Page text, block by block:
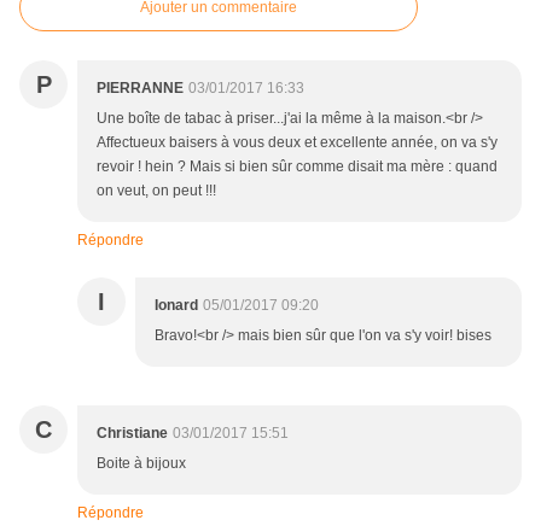
Ajouter un commentaire
P PIERRANNE 03/01/2017 16:33
Une boîte de tabac à priser...j'ai la même à la maison.<br />
Affectueux baisers à vous deux et excellente année, on va s'y
revoir ! hein ? Mais si bien sûr comme disait ma mère : quand
on veut, on peut !!!
Répondre
I Ionard 05/01/2017 09:20
Bravo!<br /> mais bien sûr que l'on va s'y voir! bises
C Christiane 03/01/2017 15:51
Boite à bijoux
Répondre